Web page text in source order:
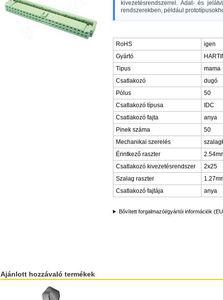
kivezetésrendszerrel. Adat- és
rendszerekben, például
RoHS
igen
Gyártó
Tipus
mama
Csatlakozó
dugó
Pólus
50
Csatlakozó típusa
IDC
Csatlakozó fajta
anya
Pinek száma
50
Mechanikai szerelés
Érintkező raszter
Csatlakozó kivezetésrendszer
2x25
Szalag raszter
Csatlakozó fajtája
anya
Bővített forgalmazói/gyártói információk
Ajánlott hozzávaló termékek